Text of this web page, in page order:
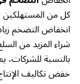
كل من المستهلكين
انخفاض التضخم
شراء المزيد من
بالنسبة
خفض تكاليف الإنتاج